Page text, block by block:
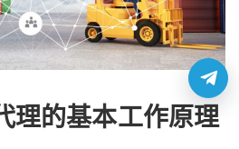
理的基本工作原理